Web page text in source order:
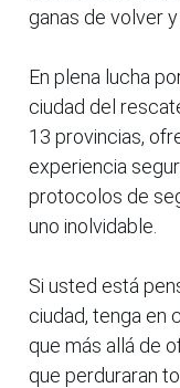
ganas de volver
En plena lucha
ciudad del
13 provincias,
experiencia
protocolos de
uno inolvidable.
Si usted está
ciudad, tenga en
que más allá de
que perduraran